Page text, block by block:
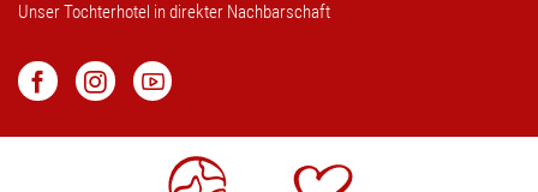
Unser Tochterhotel in direkter Nachbarschaft